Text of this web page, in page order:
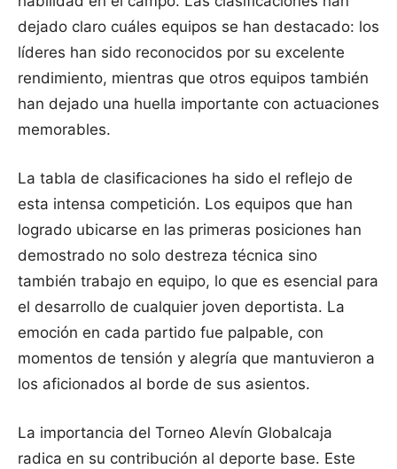
dejado claro cuáles equipos se han destacado: los
líderes han sido reconocidos por su excelente
rendimiento, mientras que otros equipos también
han dejado una huella importante con actuaciones
memorables.
La tabla de clasificaciones ha sido el reflejo de
esta intensa competición. Los equipos que han
logrado ubicarse en las primeras posiciones han
demostrado no solo destreza técnica sino
también trabajo en equipo, lo que es esencial para
el desarrollo de cualquier joven deportista. La
emoción en cada partido fue palpable, con
momentos de tensión y alegría que mantuvieron a
los aficionados al borde de sus asientos.
La importancia del Torneo Alevín Globalcaja
radica en su contribución al deporte base. Este